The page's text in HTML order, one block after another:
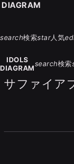
search検索star人気
IDOLS
DIAGRAM
search検索
サファイア